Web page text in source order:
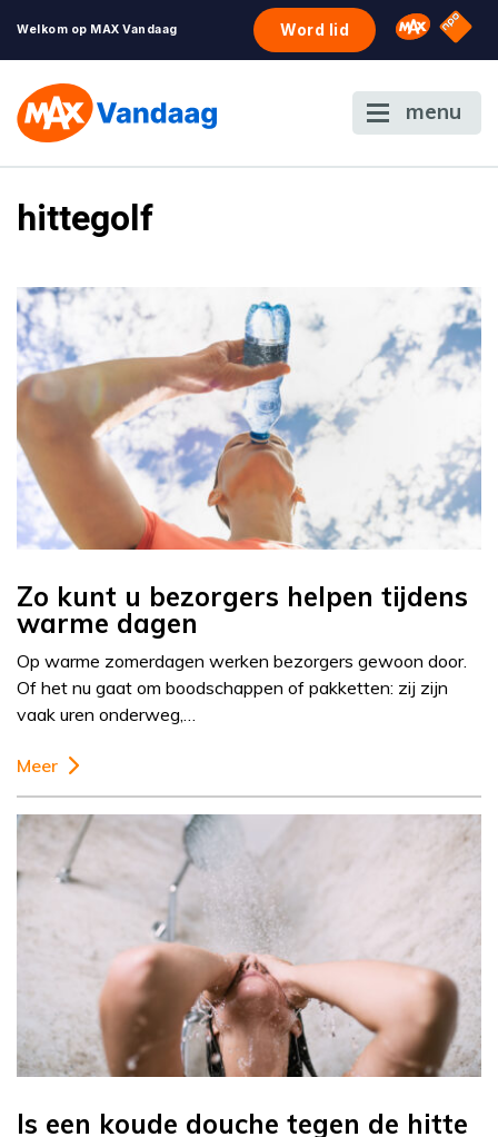
Welkom op MAX Vandaag Word lid Omroep
NPO
menu
hittegolf
Zo kunt u bezorgers helpen tijdens
warme dagen
Op warme zomerdagen werken bezorgers gewoon door.
Of het nu gaat om boodschappen of pakketten: zij zijn
vaak uren onderweg,…
Meer
Is een koude douche tegen de hitte